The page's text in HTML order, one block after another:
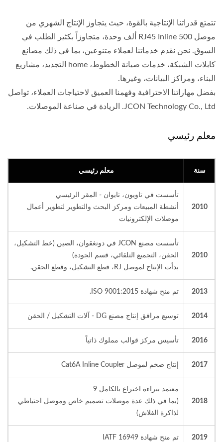
تتمتع قدراتنا الإنتاجية بالقوة، حيث يتجاوز الإنتاج الشهري من
موصل RJ45 Inline 500 ألف وحدة، متجاوزاً بكثير الطلب في
السوق. نحن نقدم خدماتنا لعملاء متنوعين، بما في ذلك مصانع
كابلات الشبكة، خدمات صيانة الخطوط، home التجديد، مشاريع
البناء، ومراكز البيانات، وغيرها.
بفضل مهاراتنا الاحترافية وفهمنا العميق لاحتياجات العملاء، تواصل
JCON Technology Co., Ltd. الريادة في صناعة الموصلات.
معلم رئيسي
سنة معلم رئيسي
2010
تأسست في تاويون، تايوان - المقر الرئيسي
أنشطة المبيعات ومركز البحث والتطوير لتطوير أعمال
موصلات الإلكترونيات
2010
تأسست مصنع JCON في دونغقوان، الصين (خط التشكيل،
الحقن، التجميع التلقائي، قسم الجودة)
بدأت الإنتاج لموصل RJ، قطع التشكيل، وقطع الحقن.
2013 تم منح شهادة ISO 9001:2015.
2014 توسيع مرافق إنتاج مصنع DG - آلات التشكيل / الحقن
2016 تأسيس مركز قوالب مملوك ذاتياً
2017 إنتاج ضخم لموصل Cat6A Inline Coupler
2018
معتمد ببراءة اختراع بالكامل 9
(بما في ذلك عدة موصلات تصميم خاص وموصل احتياطي
لذاكرة الفلاش)
2019 تم منح شهادة IATF 16949